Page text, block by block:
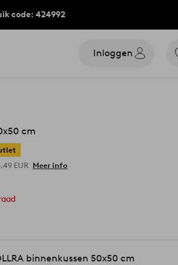
code: 424992
Inloggen
cm
EUR Meer info
binnenkussen 50x50 cm